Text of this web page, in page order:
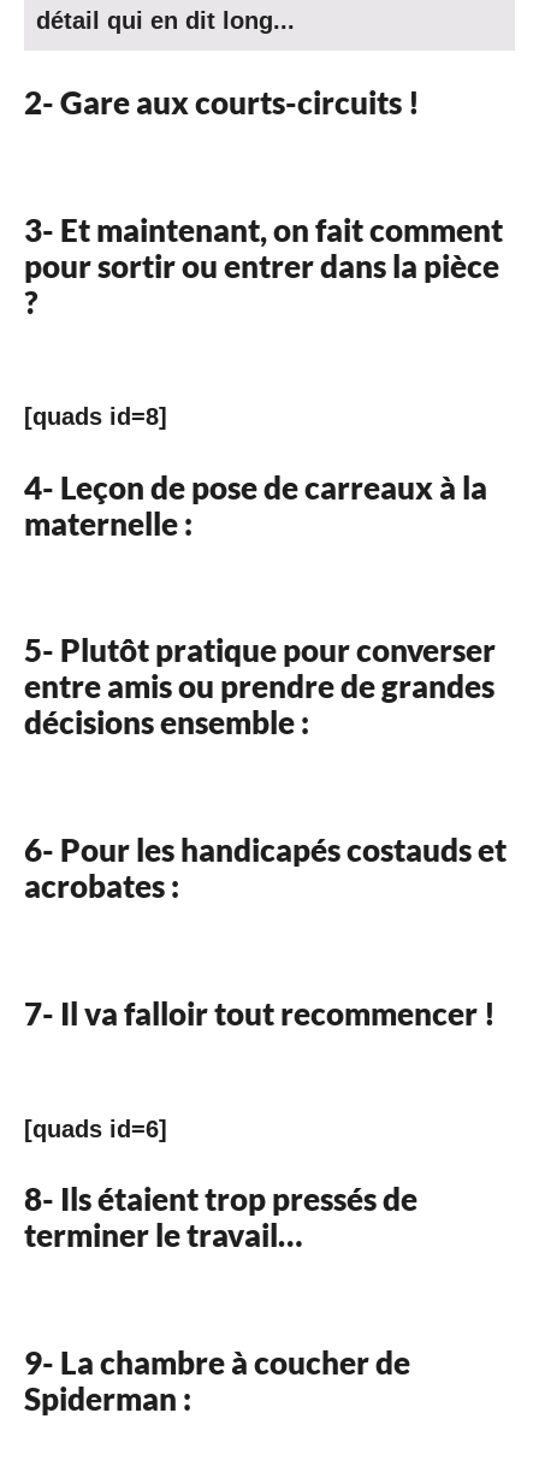
détail qui en dit long...
2- Gare aux courts-circuits !
3- Et maintenant, on fait comment
pour sortir ou entrer dans la pièce
?
[quads id=8]
4- Leçon de pose de carreaux à la
maternelle :
5- Plutôt pratique pour converser
entre amis ou prendre de grandes
décisions ensemble :
6- Pour les handicapés costauds et
acrobates :
7- Il va falloir tout recommencer !
[quads id=6]
8- Ils étaient trop pressés de
terminer le travail…
9- La chambre à coucher de
Spiderman :